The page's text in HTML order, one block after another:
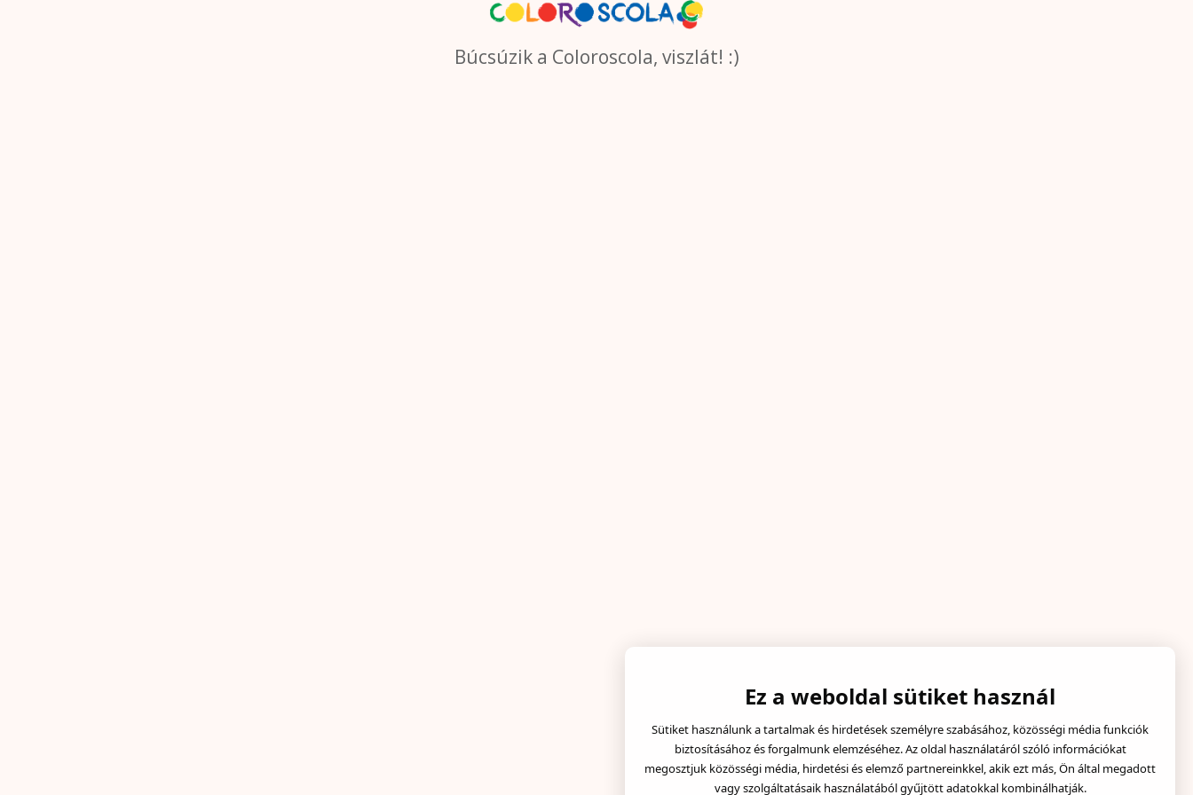
Búcsúzik a Coloroscola, viszlát! :)
Ez a weboldal sütiket használ
Sütiket használunk a tartalmak és hirdetések személyre szabásához, közösségi média funkciók
biztosításához és forgalmunk elemzéséhez. Az oldal használatáról szóló információkat
megosztjuk közösségi média, hirdetési és elemző partnereinkkel, akik ezt más, Ön által megadott
vagy szolgáltatásaik használatából gyűjtött adatokkal kombinálhatják.